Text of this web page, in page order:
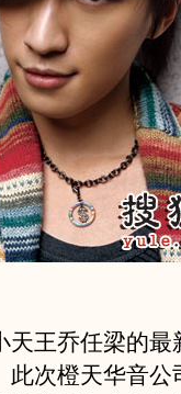
王乔任梁的最
此次橙天华音公